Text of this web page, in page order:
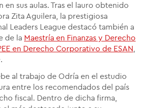
sus aulas. Tras el lauro obtenido
Zita Aguilera, la prestigiosa
Leaders League destacó también a
de la Maestría en Finanzas y Derecho
en Derecho Corporativo de ESAN,
al trabajo de Odría en el estudio
entre los recomendados del país
fiscal. Dentro de dicha firma,